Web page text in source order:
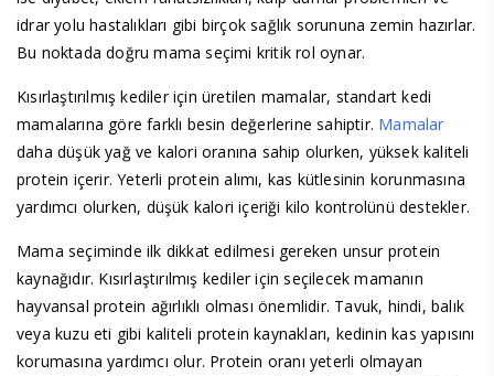
idrar yolu hastalıkları gibi birçok sağlık sorununa zemin hazırlar.
Bu noktada doğru mama seçimi kritik rol oynar.
Kısırlaştırılmış kediler için üretilen mamalar, standart kedi
mamalarına göre farklı besin değerlerine sahiptir. Mamalar
daha düşük yağ ve kalori oranına sahip olurken, yüksek kaliteli
protein içerir. Yeterli protein alımı, kas kütlesinin korunmasına
yardımcı olurken, düşük kalori içeriği kilo kontrolünü destekler.
Mama seçiminde ilk dikkat edilmesi gereken unsur protein
kaynağıdır. Kısırlaştırılmış kediler için seçilecek mamanın
hayvansal protein ağırlıklı olması önemlidir. Tavuk, hindi, balık
veya kuzu eti gibi kaliteli protein kaynakları, kedinin kas yapısını
korumasına yardımcı olur. Protein oranı yeterli olmayan